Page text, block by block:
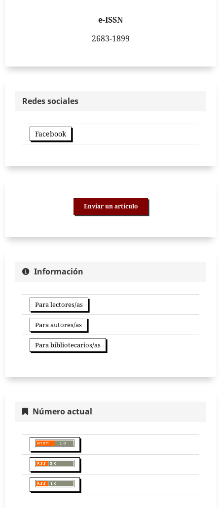
e-ISSN
2683-1899
Redes sociales
Facebook
Enviar un artículo
Información
Para lectores/as
Para autores/as
Para bibliotecarios/as
Número actual